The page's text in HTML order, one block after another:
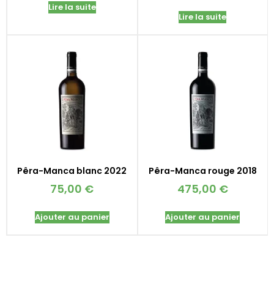
Lire la suite
Lire la suite
Pêra-Manca blanc 2022
75,00 €
Ajouter au panier
Pêra-Manca rouge 2018
475,00 €
Ajouter au panier